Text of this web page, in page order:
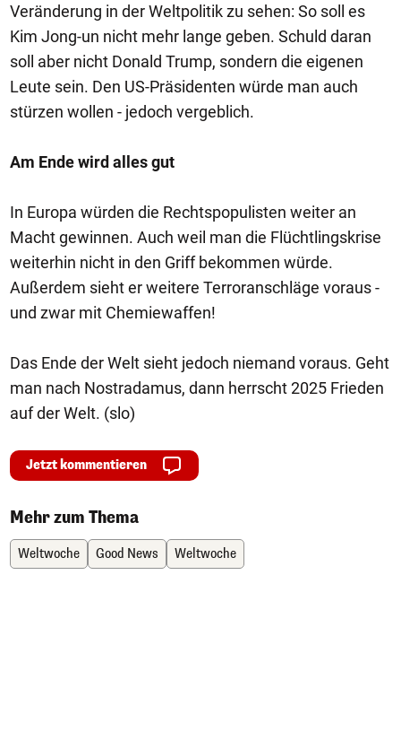
Veränderung in der Weltpolitik zu sehen: So soll es
Kim Jong-un nicht mehr lange geben. Schuld daran
soll aber nicht Donald Trump, sondern die eigenen
Leute sein. Den US-Präsidenten würde man auch
stürzen wollen - jedoch vergeblich.
Am Ende wird alles gut
In Europa würden die Rechtspopulisten weiter an
Macht gewinnen. Auch weil man die Flüchtlingskrise
weiterhin nicht in den Griff bekommen würde.
Außerdem sieht er weitere Terroranschläge voraus -
und zwar mit Chemiewaffen!
Das Ende der Welt sieht jedoch niemand voraus. Geht
man nach Nostradamus, dann herrscht 2025 Frieden
auf der Welt. (slo)
Jetzt kommentieren
Mehr zum Thema
Weltwoche Good News Weltwoche